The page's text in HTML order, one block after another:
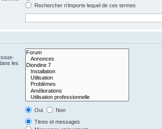
Rechercher n’importe lequel de ces termes
les
Oui
Non
Titres et messages